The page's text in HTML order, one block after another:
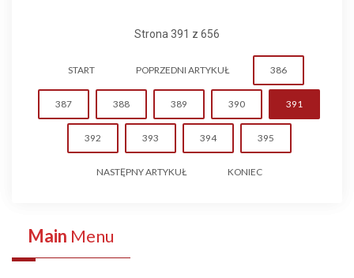
Strona 391 z 656
START POPRZEDNI ARTYKUŁ 386
387 388 389 390 391
392 393 394 395
NASTĘPNY ARTYKUŁ KONIEC
Main Menu